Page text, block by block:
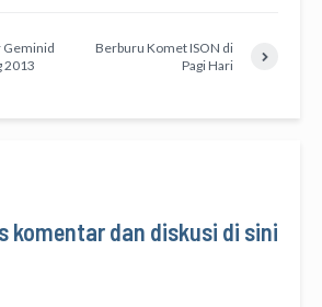
Geminid
2013
Berburu Komet ISON di
Pagi Hari
komentar dan diskusi di sini